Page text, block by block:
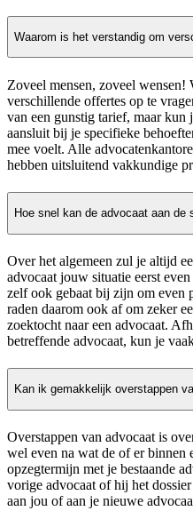
Waarom is het verstandig om
Zoveel mensen, zoveel
verschillende offertes op te
van een gunstig tarief, maar kun
aansluit bij je specifieke
mee voelt. Alle
hebben uitsluitend vakkundige
Hoe snel kan de advocaat aan de
Over het algemeen zul je altijd
advocaat jouw situatie eerst
zelf ook gebaat bij zijn om even
raden daarom ook af om zeker
zoektocht naar een advocaat.
betreffende advocaat, kun je
Kan ik gemakkelijk overstappen
Overstappen van advocaat is
wel even na wat de of er binnen
opzegtermijn met je bestaande
vorige advocaat of hij het
aan jou of aan je nieuwe